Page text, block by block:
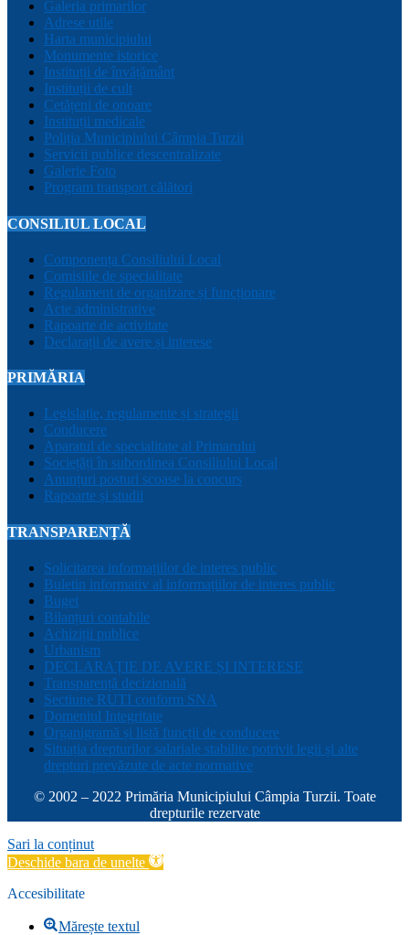
Galeria primarilor
Adrese utile
Harta municipiului
Monumente istorice
Instituții de învățământ
Instituții de cult
Cetățeni de onoare
Instituții medicale
Poliția Municipiului Câmpia Turzii
Servicii publice descentralizate
Galerie Foto
Program transport călători
CONSILIUL LOCAL
Componența Consiliului Local
Comisiile de specialitate
Regulament de organizare și funcționare
Acte administrative
Rapoarte de activitate
Declarații de avere și interese
PRIMĂRIA
Legislație, regulamente și strategii
Conducere
Aparatul de specialitate al Primarului
Sociețăți în subordinea Consiliului Local
Anunțuri posturi scoase la concurs
Rapoarte și studii
TRANSPARENȚĂ
Solicitarea informațiilor de interes public
Buletin informativ al informațiilor de interes public
Buget
Bilanțuri contabile
Achiziții publice
Urbanism
DECLARAȚIE DE AVERE ȘI INTERESE
Transparență decizională
Sectiune RUTI conform SNA
Domeniul Integritate
Organigramă și listă funcții de conducere
Situația drepturilor salariale stabilite potrivit legii și alte
drepturi prevăzute de acte normative
© 2002 – 2022 Primăria Municipiului Câmpia Turzii. Toate
drepturile rezervate
Sari la conținut
Deschide bara de unelte
Accesibilitate
Mărește textul